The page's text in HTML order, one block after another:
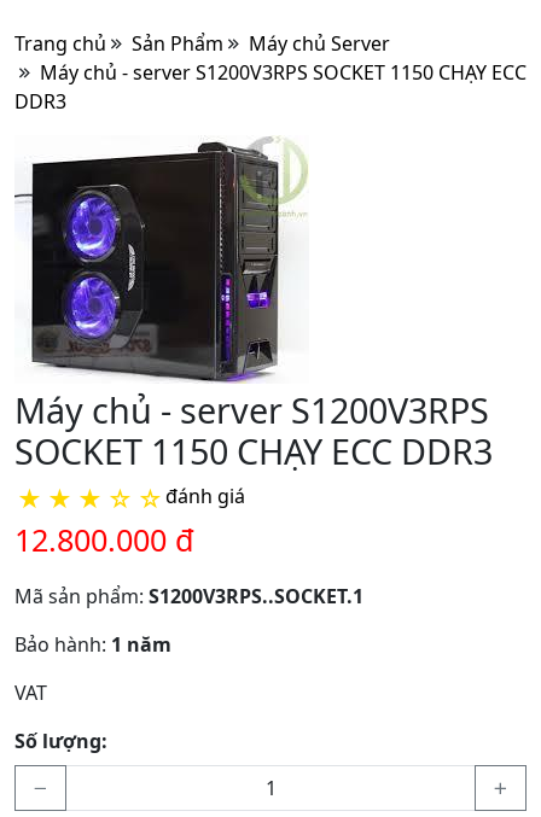
Trang chủ Sản Phẩm
Máy chủ Server
Máy chủ - server S1200V3RPS SOCKET 1150 CHẠY ECC
DDR3
Máy chủ - server S1200V3RPS
SOCKET 1150 CHẠY ECC DDR3
★ ★ ★ ☆ ☆đánh giá
12.800.000 đ
Mã sản phẩm: S1200V3RPS..SOCKET.1
Bảo hành: 1 năm
VAT
Số lượng: